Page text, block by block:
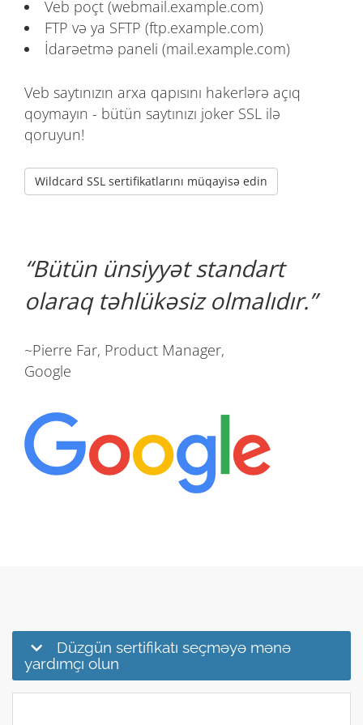
Veb poçt (webmail.example.com)
FTP və ya SFTP (ftp.example.com)
İdarəetmə paneli (mail.example.com)
Veb saytınızın arxa qapısını hakerlərə açıq
qoymayın - bütün saytınızı joker SSL ilə
qoruyun!
Wildcard SSL sertifikatlarını müqayisə edin
Bütün ünsiyyət standart
olaraq təhlükəsiz olmalıdır.
~Pierre Far, Product Manager,
Google
Düzgün sertifikatı seçməyə mənə
yardımçı olun